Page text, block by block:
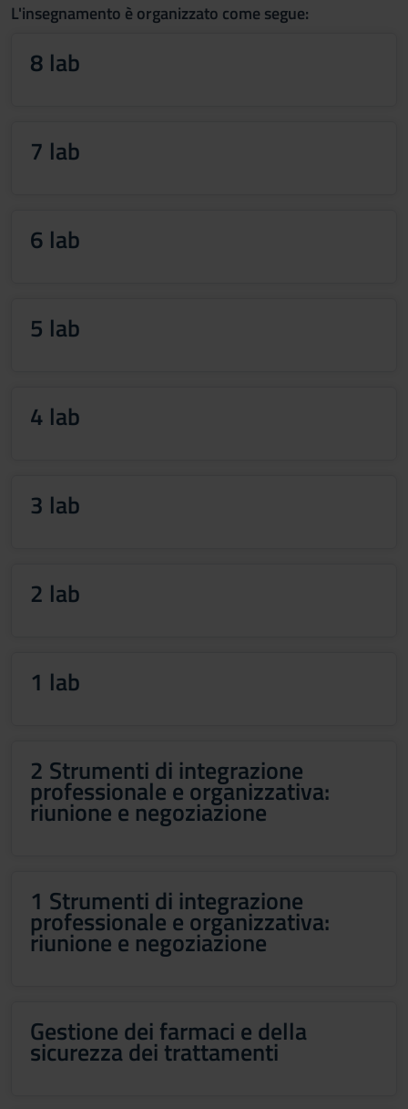
L'insegnamento è organizzato come segue:
8 lab
7 lab
6 lab
5 lab
4 lab
3 lab
2 lab
1 lab
2 Strumenti di integrazione
professionale e organizzativa:
riunione e negoziazione
1 Strumenti di integrazione
professionale e organizzativa:
riunione e negoziazione
Gestione dei farmaci e della
sicurezza dei trattamenti